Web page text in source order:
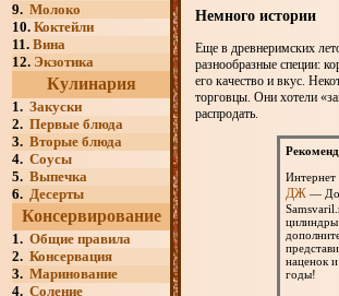
9. Молоко
10. Коктейли
11. Вина
12. Экзотика
Кулинария
1. Закуски
2. Первые блюда
3. Вторые блюда
4. Соусы
5. Выпечка
6. Десерты
Консервирование
1. Общие правила
2. Консервация
3. Маринование
4. Соление
Немного истории
Еще в древнеримских
разнообразные специи:
его качество и вкус.
торговцы. Они хотели
распродать.
Интернет
ДЖ—
цилиндры
наценок
годы!